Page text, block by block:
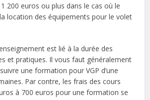
200 euros ou plus dans le cas où le
location des équipements pour le volet
est lié à la durée des
et pratiques. Il vous faut généralement
une formation pour VGP d’une
Par contre, les frais des cours
à 700 euros pour une formation se